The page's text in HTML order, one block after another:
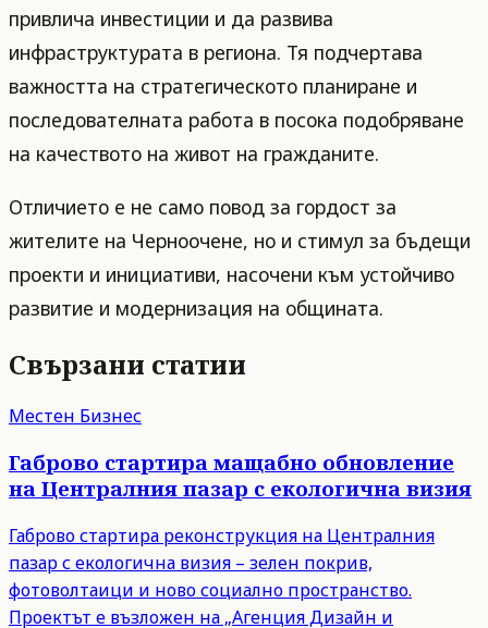
привлича инвестиции и да развива
инфраструктурата в региона. Тя подчертава
важността на стратегическото планиране и
последователната работа в посока подобряване
на качеството на живот на гражданите.
Отличието е не само повод за гордост за
жителите на Черноочене, но и стимул за бъдещи
проекти и инициативи, насочени към устойчиво
развитие и модернизация на общината.
Свързани статии
Местен Бизнес
Габрово стартира мащабно обновление
на Централния пазар с екологична визия
Габрово стартира реконструкция на Централния
пазар с екологична визия – зелен покрив,
фотоволтаици и ново социално пространство.
Проектът е възложен на „Агенция Дизайн и